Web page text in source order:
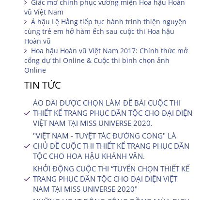
Giấc mơ chinh phục vương miện Hoa hậu Hoàn
vũ Việt Nam
Á hậu Lệ Hằng tiếp tục hành trình thiện nguyện
cùng trẻ em hở hàm ếch sau cuộc thi Hoa hậu
Hoàn vũ
Hoa hậu Hoàn vũ Việt Nam 2017: Chính thức mở
cổng dự thi Online & Cuộc thi bình chọn ảnh
Online
TIN TỨC
ÁO DÀI ĐƯỢC CHỌN LÀM ĐỀ BÀI CUỘC THI
THIẾT KẾ TRANG PHỤC DÂN TỘC CHO ĐẠI DIỆN
VIỆT NAM TẠI MISS UNIVERSE 2020.
"VIỆT NAM - TUYỆT TÁC ĐƯỜNG CONG" LÀ
CHỦ ĐỀ CUỘC THI THIẾT KẾ TRANG PHỤC DÂN
TỘC CHO HOA HẬU KHÁNH VÂN.
KHỞI ĐỘNG CUỘC THI “TUYỂN CHỌN THIẾT KẾ
TRANG PHỤC DÂN TỘC CHO ĐẠI DIỆN VIỆT
NAM TẠI MISS UNIVERSE 2020″